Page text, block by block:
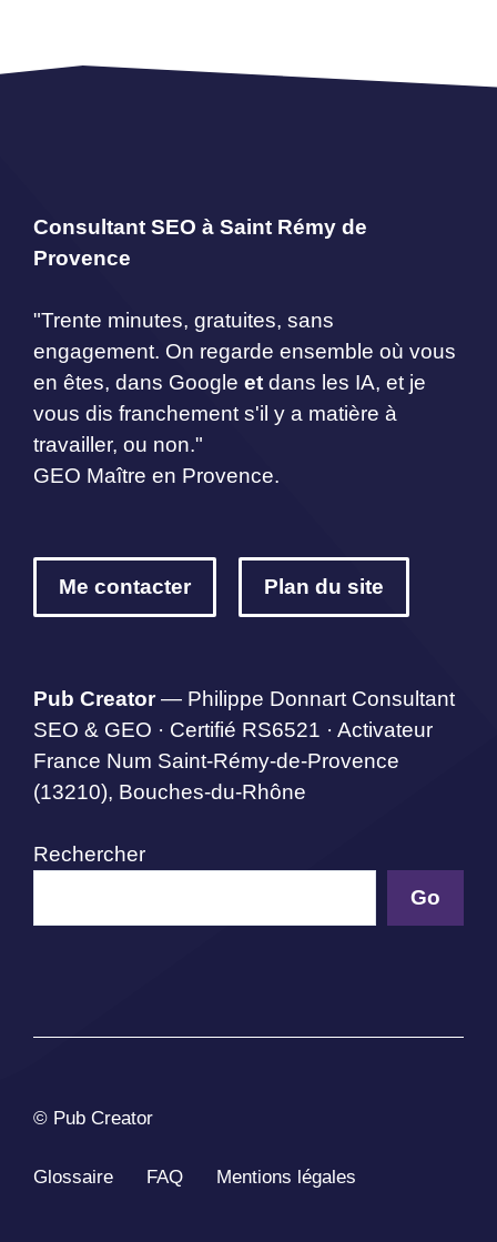
Consultant SEO à Saint Rémy de
Provence
"Trente minutes, gratuites, sans
engagement. On regarde ensemble où vous
en êtes, dans Google et dans les IA, et je
vous dis franchement s'il y a matière à
travailler, ou non."
GEO Maître en Provence.
Me contacter Plan du site
Pub Creator— Philippe Donnart Consultant
SEO & GEO · Certifié RS6521 · Activateur
France Num Saint-Rémy-de-Provence
(13210), Bouches-du-Rhône
Rechercher
Go
© Pub Creator
Glossaire FAQ Mentions légales